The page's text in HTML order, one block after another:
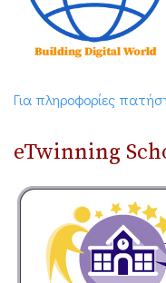
Για πληροφορίες
eTwinning